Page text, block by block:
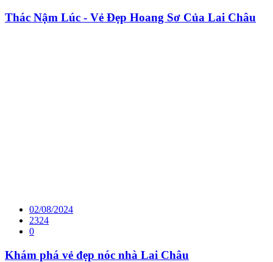
Thác Nậm Lúc - Vẻ Đẹp Hoang Sơ Của Lai Châu
02/08/2024
2324
0
Khám phá vẻ đẹp nóc nhà Lai Châu